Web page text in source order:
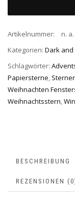
Artikelnummer:
n. a.
Kategorien: Dark and
Schlagwörter:
Papiersterne,
Weihnachten
Weihnachtsstern,
BESCHREIBUNG
REZENSIONEN